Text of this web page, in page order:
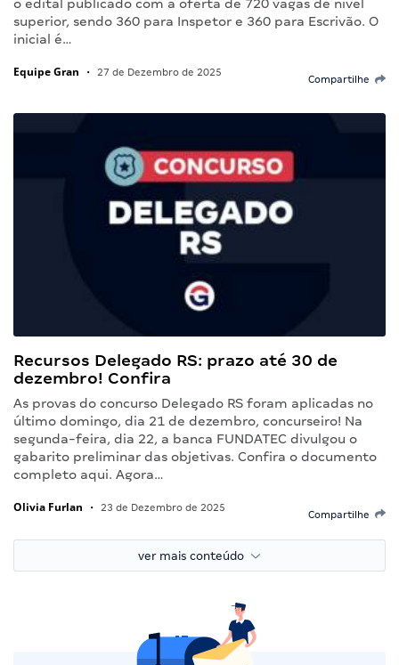
o edital publicado com a oferta de 720 vagas de nível
superior, sendo 360 para Inspetor e 360 para Escrivão. O
inicial é…
Equipe Gran • 27 de Dezembro de 2025
Compartilhe
Recursos Delegado RS: prazo até 30 de
dezembro! Confira
As provas do concurso Delegado RS foram aplicadas no
último domingo, dia 21 de dezembro, concurseiro! Na
segunda-feira, dia 22, a banca FUNDATEC divulgou o
gabarito preliminar das objetivas. Confira o documento
completo aqui. Agora…
Olivia Furlan • 23 de Dezembro de 2025
Compartilhe
ver mais conteúdo